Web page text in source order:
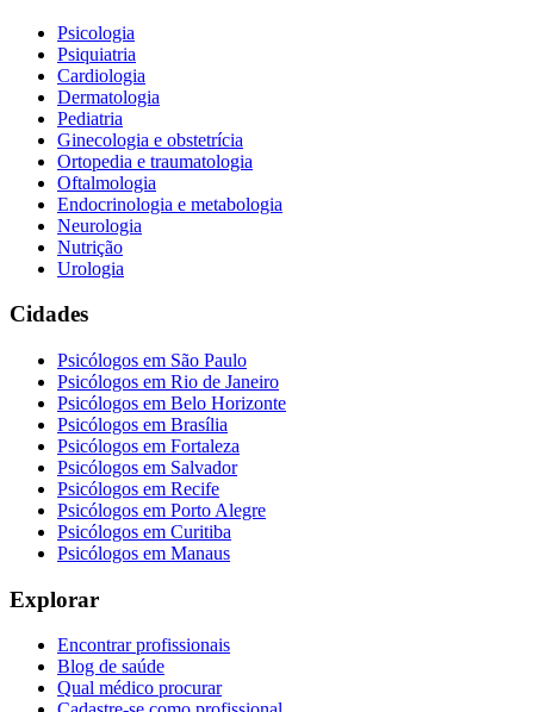
Psicologia
Psiquiatria
Cardiologia
Dermatologia
Pediatria
Ginecologia e obstetrícia
Ortopedia e traumatologia
Oftalmologia
Endocrinologia e metabologia
Neurologia
Nutrição
Urologia
Cidades
Psicólogos em São Paulo
Psicólogos em Rio de Janeiro
Psicólogos em Belo Horizonte
Psicólogos em Brasília
Psicólogos em Fortaleza
Psicólogos em Salvador
Psicólogos em Recife
Psicólogos em Porto Alegre
Psicólogos em Curitiba
Psicólogos em Manaus
Explorar
Encontrar profissionais
Blog de saúde
Qual médico procurar